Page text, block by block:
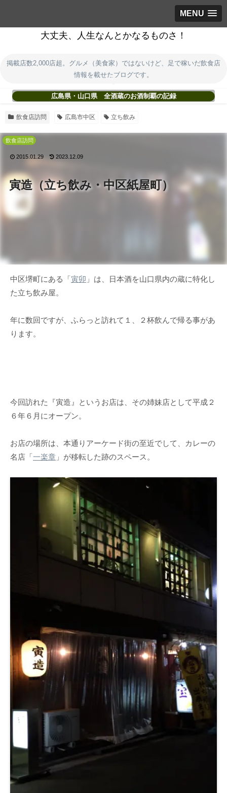
MENU
大丈夫、人生なんとかなるものさ！
掲載店数2,000店超。グルメ（美食家）ではないけど、足で稼いだ飲食店
情報を載せたブログです。
広島県・山口県 全酒蔵のお酒制覇の記録
飲食店訪問 広島市中区 立ち飲み
寅造（立ち飲み・中区紙屋町）
飲食店訪問
2015.01.29 2023.12.09
中区堺町にある「寅卯 」は、日本酒を山口県内の蔵に特化し
た立ち飲み屋。
年に数回ですが、ふらっと訪れて１、２杯飲んで帰る事があ
ります。
今回訪れた『寅造』というお店は、その姉妹店として平成２
６年６月にオープン。
お店の場所は、本通りアーケード街の至近でして、カレーの
名店「一楽章 」が移転した跡のスペース。